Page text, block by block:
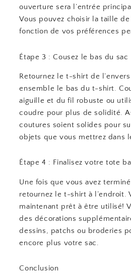
ouverture sera l’entrée
Vous pouvez choisir la taille de
fonction de vos préférences
Étape 3 : Cousez le bas du sac
Retournez le t-shirt de
ensemble le bas du t-shirt.
aiguille et du fil robuste ou
coudre pour plus de solidité.
coutures soient solides pour
objets que vous mettrez dans
Étape 4 : Finalisez votre tote
Une fois que vous avez
retournez le t-shirt à l’endroit.
maintenant prêt à être utilisé!
des décorations
dessins, patchs ou broderies
encore plus votre sac.
Conclusion